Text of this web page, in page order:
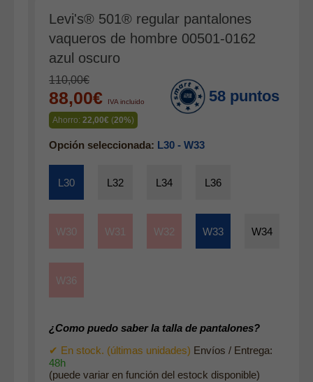
Gabardina verano hombre
Pana mujer
Ropa interior
Levi's® 501® regular pantalones
vaqueros de hombre 00501-0162
azul oscuro
110,00€
88,00€ IVA incluido
Ahorro: 22,00€ (20%)
58 puntos
Opción seleccionada: L30 - W33
L30 L32 L34 L36
W30 W31 W32 W33 W34
W36
¿Como puedo saber la talla de pantalones?
✔ En stock. (últimas unidades) Envíos / Entrega:
48h
(puede variar en función del estock disponible)